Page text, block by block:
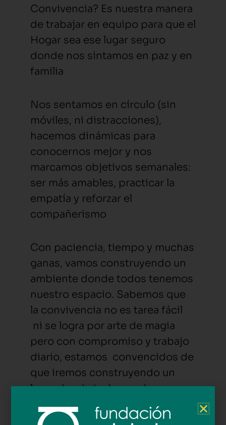
Convivencia? Es nuestra manera
de trabajar en equipo para que el
Hogar sea ese lugar seguro
donde nos sintamos en paz y en
familia
Nos sentamos en círculo (sin
móviles, ni distracciones),
hacemos dinámicas para
conocernos mejor y nos
marcamos objetivos semanales:
ser más amables, practicar la
empatía y reforzar el
compañerismo
Con paciencia, tiempo y muchas
ganas, vamos construyendo un
ambiente donde todos tenemos
nuestro espacio. Sabemos que
la convivencia no es tarea fácil
ni se logra por arte de magia
pero con compromiso y trabajo
diario, estamos convencidos de
que iremos construyendo un
lugar donde todos podamos
sentirnos cómodos y
respetados